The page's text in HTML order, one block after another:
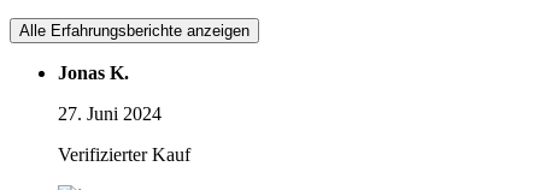
Alle Erfahrungsberichte anzeigen
Jonas K.
27. Juni 2024
Verifizierter Kauf